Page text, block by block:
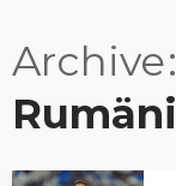
Archive